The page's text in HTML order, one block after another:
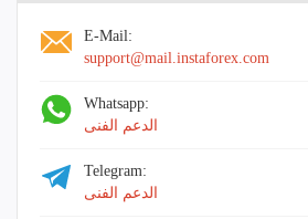
E-Mail:
support@mail.instaforex.com
Whatsapp:
الدعم الفنى
Telegram:
الدعم الفنى